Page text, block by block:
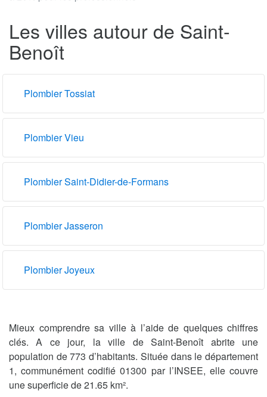
Les villes autour de Saint-
Benoît
Plombier Tossiat
Plombier Vieu
Plombier Saint-Didier-de-Formans
Plombier Jasseron
Plombier Joyeux
Mieux comprendre sa ville à l’aide de quelques chiffres
clés. A ce jour, la ville de Saint-Benoît abrite une
population de 773 d’habitants. Située dans le département
1, communément codifié 01300 par l’INSEE, elle couvre
une superficie de 21.65 km².